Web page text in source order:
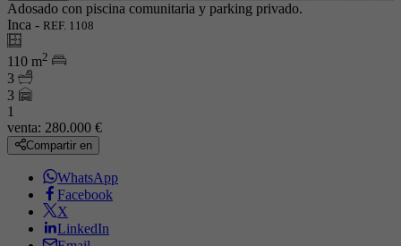
Adosado con piscina comunitaria y parking privado.
Inca - REF. 1108
110 m2
3
3
1
venta: 280.000 €
Compartir en
WhatsApp
Facebook
X
LinkedIn